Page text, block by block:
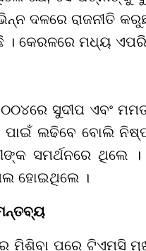
ଦଳରେ ରାଜନୀତି
। କେରଳରେ ମଧ୍ୟ
ସୁଦୀପ ଏବଂ
ପାଇଁ ଲଢିବେ ବୋଲି
ସମର୍ଥନରେ ଥିଲେ
ହୋଇଥିଲେ ।
ମିଶିବା ପରେ ଟିଏମସି